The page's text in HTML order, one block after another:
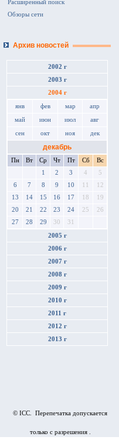
Расширенный поиск
Обзоры сети
Архив новостей
2002 г
2003 г
2004 г
янв фев мар апр
май июн июл авг
сен окт ноя дек
декабрь
Пн Вт Ср Чт Пт Сб
Вс
1
2 3 4
5
6
7 8 9 10 11
12
13
14 15 16 17 18
19
20
21 22 23 24 25
26
27
28 29 30 31
2005 г
2006 г
2007 г
2008 г
2009 г
2010 г
2011 г
2012 г
2013 г
© ICC. Перепечатка допускается
только с разрешения .